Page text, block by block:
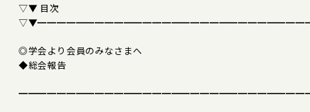
▽▼ 目次
◎学会より会員のみなさまへ
◆総会報告